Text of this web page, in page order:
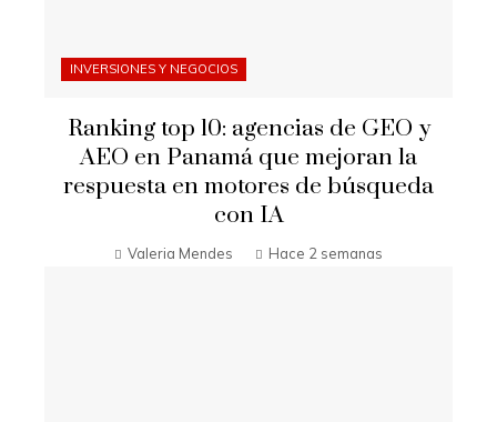
INVERSIONES Y NEGOCIOS
Ranking top 10: agencias de GEO y
AEO en Panamá que mejoran la
respuesta en motores de búsqueda
con IA
Valeria Mendes Hace 2 semanas